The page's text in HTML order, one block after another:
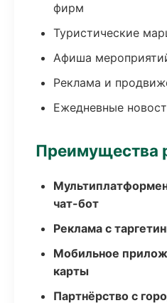
фирм
Туристические
Афиша
Реклама и
Ежедневные
Преимущества
чат-бот
Реклама с
Мобильное
карты
Партнёрство с